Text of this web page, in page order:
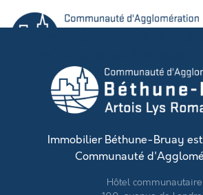
Immobilier Béthune-Bruay
Communauté
Hôtel communautaire